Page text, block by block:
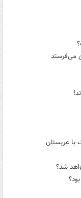
می‌فرستد
با عربستان
شد؟